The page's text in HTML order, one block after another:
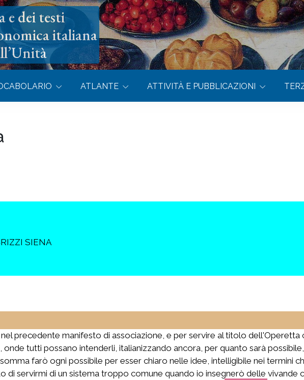
e dei testi
italiana
ATLANTE ATTIVITÀ E PUBBLICAZIONI
SIENA
precedente manifesto di associazione, e per servire al titolo dell'Operetta
tutti possano intenderli, italianizzando ancora, per quanto sarà
farò ogni possibile per esser chiaro nelle idee, intelligibile nei termini
di servirmi di un sistema troppo comune quando io insegnerò delle vivande